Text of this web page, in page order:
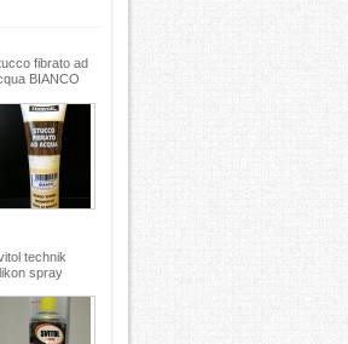
fibrato ad
BIANCO
non si
-
technik
spray